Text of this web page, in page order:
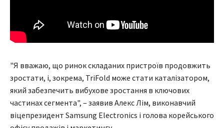
"Я вважаю, що ринок складаних пристроїв продовжить
зростати, і, зокрема, TriFold може стати каталізатором,
який забезпечить вибухове зростання в ключових
частинах сегмента", – заявив Алекс Лім, виконавчий
віцепрезидент Samsung Electronics і голова корейського